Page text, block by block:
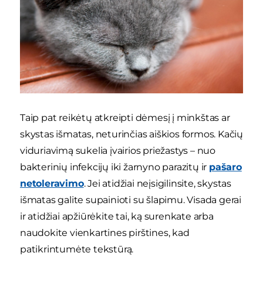
Taip pat reikėtų atkreipti dėmesį į minkštas ar
skystas išmatas, neturinčias aiškios formos. Kačių
viduriavimą sukelia įvairios priežastys – nuo
bakterinių infekcijų iki žarnyno parazitų ir pašaro
netoleravimo. Jei atidžiai neįsigilinsite, skystas
išmatas galite supainioti su šlapimu. Visada gerai
ir atidžiai apžiūrėkite tai, ką surenkate arba
naudokite vienkartines pirštines, kad
patikrintumėte tekstūrą.